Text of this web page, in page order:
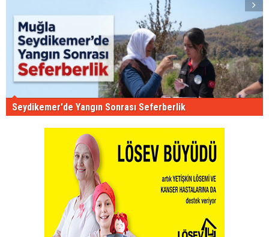
Seydikemer'de Yangın Sonrası Seferberlik